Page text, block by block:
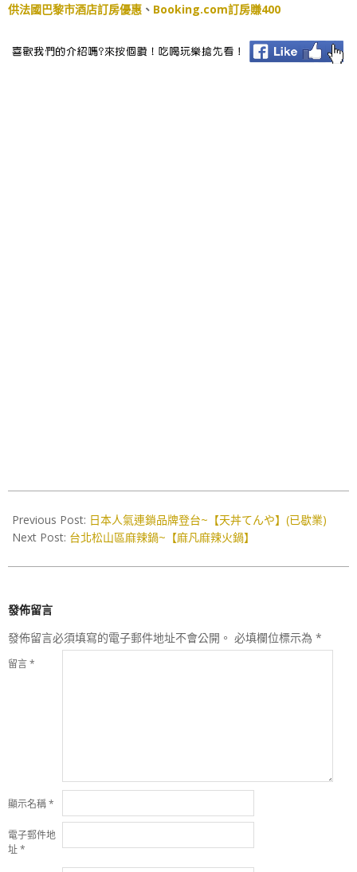
供法國巴黎市酒店訂房優惠 、 Booking.com訂房賺400
04-
01
Previous Post: 日本人氣連鎖品牌登台~【天丼てんや】(已歇業)
Next Post: 台北松山區麻辣鍋~【麻凡麻辣火鍋】
發佈留言
發佈留言必須填寫的電子郵件地址不會公開。 必填欄位標示為 *
留言*
顯示名稱*
電子郵件地
址*